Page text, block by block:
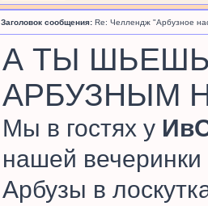
Заголовок сообщения: Re: Челлендж "Арбузное
А ТЫ ШЬЕШЬ
АРБУЗНЫМ
Мы в гостях у
нашей вечеринки
Арбузы в